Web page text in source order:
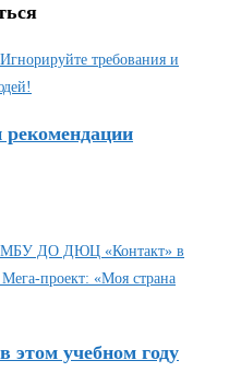
рекомендации
учебном году